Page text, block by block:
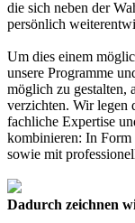
die sich neben der
persönlich
Um dies einem
unsere Programme
möglich zu gestalten,
verzichten. Wir legen
fachliche Expertise
kombinieren: In Form
sowie mit
Dadurch zeichnen